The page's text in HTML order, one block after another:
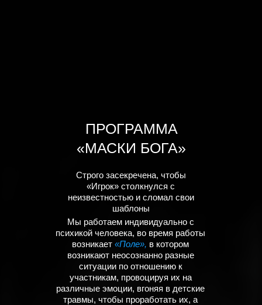
ПРОГРАММА
«МАСКИ БОГА»
Строго засекречена, чтобы
«Игрок» столкнулся с
неизвестностью и сломал свои
шаблоны
Мы работаем индивидуально с
психикой человека, во время работы
возникает «Поле», в котором
возникают неосознанно разные
ситуации по отношению к
участникам, провоцируя их на
различные эмоции, вгоняя в детские
травмы, чтобы проработать их, а